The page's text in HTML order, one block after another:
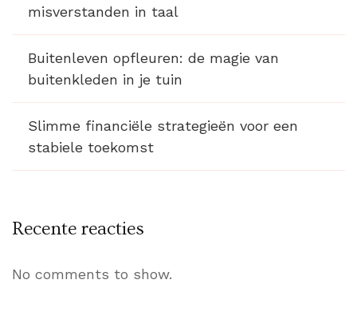
misverstanden in taal
Buitenleven opfleuren: de magie van
buitenkleden in je tuin
Slimme financiële strategieën voor een
stabiele toekomst
Recente reacties
No comments to show.